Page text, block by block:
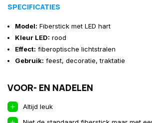
SPECIFICATIES
Model: Fiberstick met LED hart
Kleur LED: rood
Effect: fiberoptische lichtstralen
Gebruik: feest, decoratie, traktatie
VOOR- EN NADELEN
Altijd leuk